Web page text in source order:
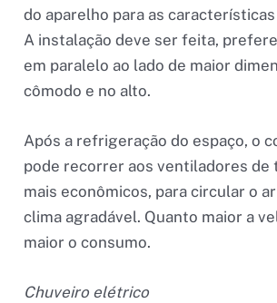
do aparelho para as
A instalação deve ser feita,
em paralelo ao lado de maior
cômodo e no alto.
Após a refrigeração do espaço, o
pode recorrer aos ventiladores de
mais econômicos, para circular o
clima agradável. Quanto maior a
maior o consumo.
Chuveiro elétrico